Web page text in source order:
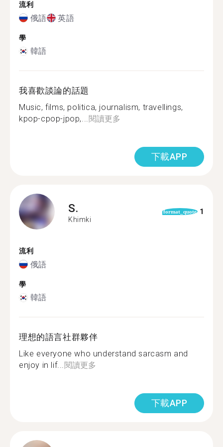
流利
俄語 英語
學
韓語
我喜歡談論的話題
Music, films, politica, journalism, travellings,
kpop-cpop-jpop,...閱讀更多
下載APP
S.
Khimki
format_quote 1
流利
俄語
學
韓語
理想的語言社群夥伴
Like everyone who understand sarcasm and
enjoy in lif...閱讀更多
下載APP